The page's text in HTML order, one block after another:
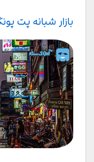
بازار شبانه پت